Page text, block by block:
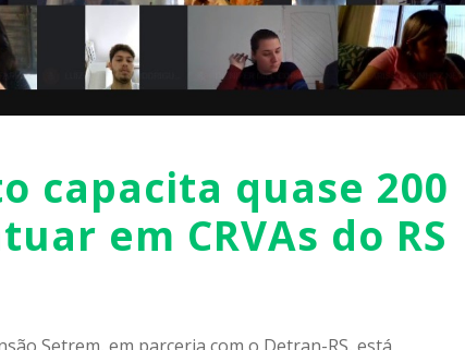
capacita quase 200
em CRVAs do RS